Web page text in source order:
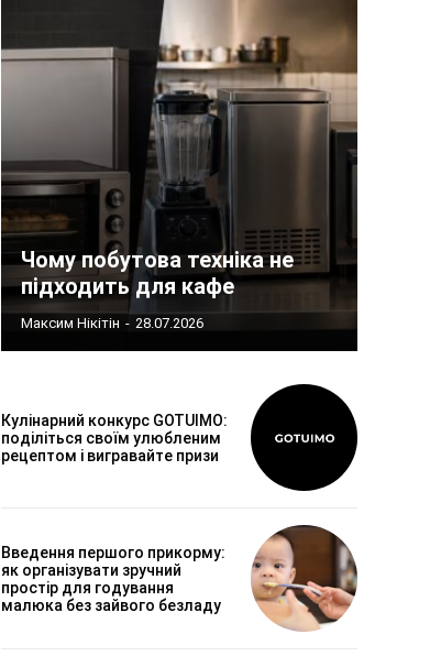
Чому побутова техніка не
підходить для кафе
Максим Нікітін - 28.07.2026
Кулінарний конкурс GOTUIMO:
поділіться своїм улюбленим
рецептом і вигравайте призи
Введення першого прикорму:
як організувати зручний
простір для годування
малюка без зайвого безладу